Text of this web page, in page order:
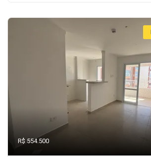
R$ 554.500